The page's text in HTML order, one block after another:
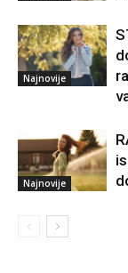
Najnovije
Najnovije